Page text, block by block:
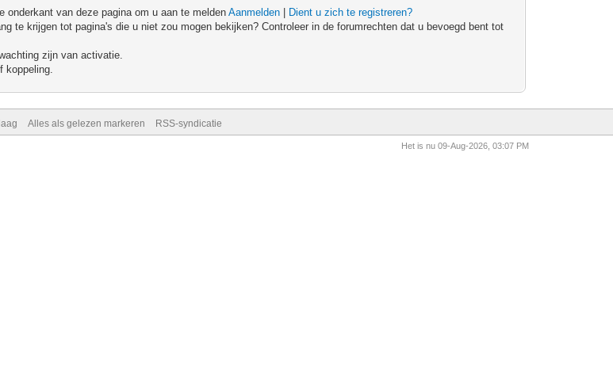
onderkant van deze pagina om u aan te meldenAanmelden
Dient u zich te registreren?
te krijgen tot pagina's die u niet zou mogen bekijken? Controleer in de forumrechten dat u bevoegd bent tot
zijn van activatie.
koppeling.
Alles als gelezen markeren RSS-syndicatie
Het is nu 09-Aug-2026, 03:07 PM